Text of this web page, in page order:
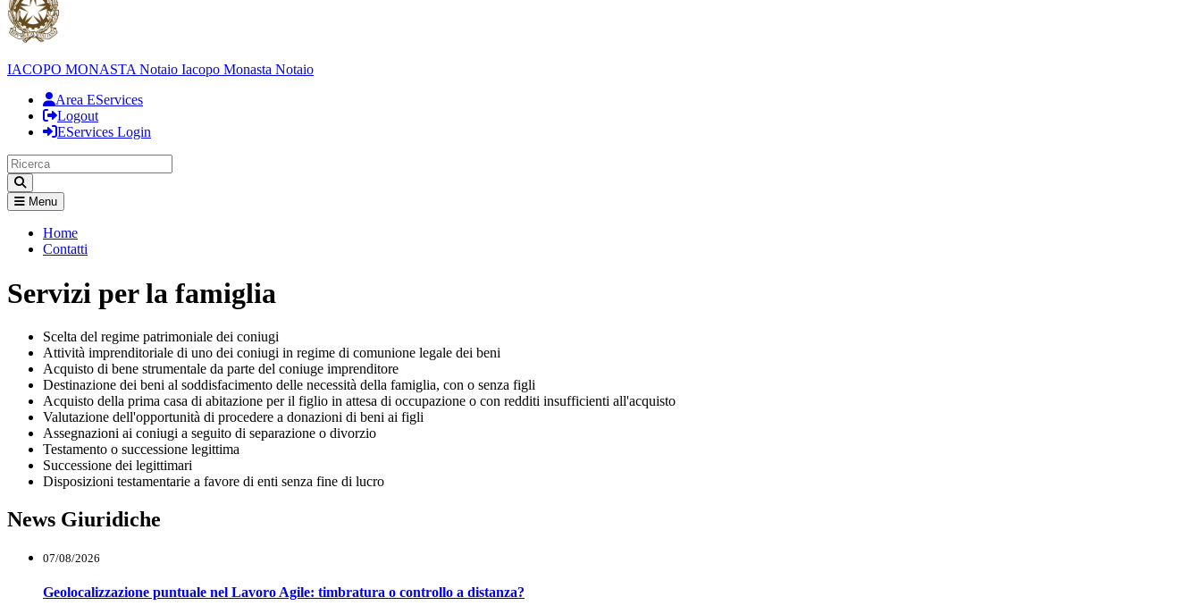
IACOPO MONASTA Notaio Iacopo Monasta Notaio
Area EServices
Logout
EServices Login
Menu
Home
Contatti
Servizi per la famiglia
Scelta del regime patrimoniale dei coniugi
Attività imprenditoriale di uno dei coniugi in regime di comunione legale dei beni
Acquisto di bene strumentale da parte del coniuge imprenditore
Destinazione dei beni al soddisfacimento delle necessità della famiglia, con o senza figli
Acquisto della prima casa di abitazione per il figlio in attesa di occupazione o con redditi insufficienti all'acquisto
Valutazione dell'opportunità di procedere a donazioni di beni ai figli
Assegnazioni ai coniugi a seguito di separazione o divorzio
Testamento o successione legittima
Successione dei legittimari
Disposizioni testamentarie a favore di enti senza fine di lucro
News Giuridiche
07/08/2026
Geolocalizzazione puntuale nel Lavoro Agile: timbratura o controllo a distanza?